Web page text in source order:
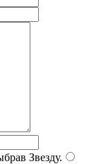
Звезду.